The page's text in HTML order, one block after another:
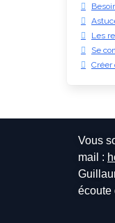
Les
Se
Créer
Vous
mail :
écoute